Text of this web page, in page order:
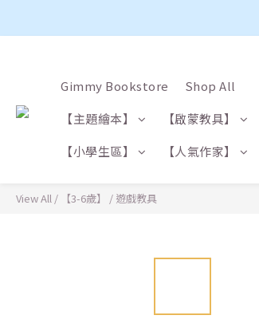
Gimmy Bookstore Shop All
【主題繪本】
【啟蒙教具】
【小學生區】
【人氣作家】
View All / 【3-6歲】 / 遊戲教具